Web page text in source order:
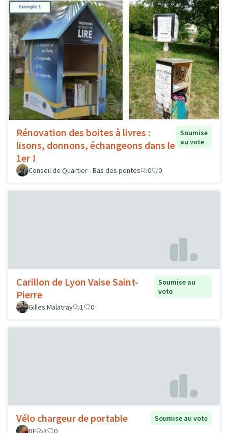
Rénovation des boites à livres :
lisons, donnons, échangeons dans le
1er !
Soumise
au vote
Conseil de Quartier - Bas des pentes 0 0
Carillon de Lyon Vaise Saint-
Pierre
Soumise au
vote
Gilles Malatray
1 0
Vélo chargeur de portable
Soumise au vote
DF
3 0